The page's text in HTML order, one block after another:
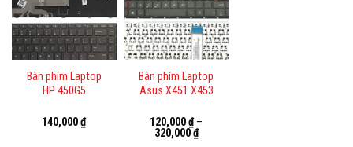
này
có
nhiều
thể.
tùy
Bàn phím Laptop
HP 450G5
140,000₫
Bàn phím Laptop
Asus X451 X453
120,000₫–
320,000₫